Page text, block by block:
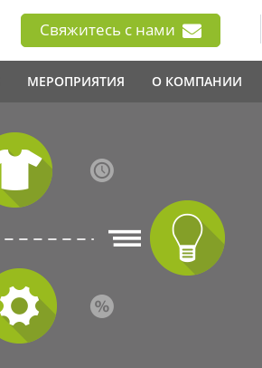
Свяжитесь с нами
МЕРОПРИЯТИЯ О КОМПАНИИ